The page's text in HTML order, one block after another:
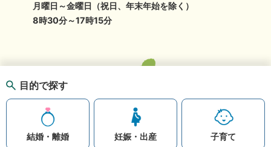
目的で探す
結婚・離婚 妊娠・出産 子育て
月曜日～金曜日（祝日、年末年始を除く）
8時30分～17時15分